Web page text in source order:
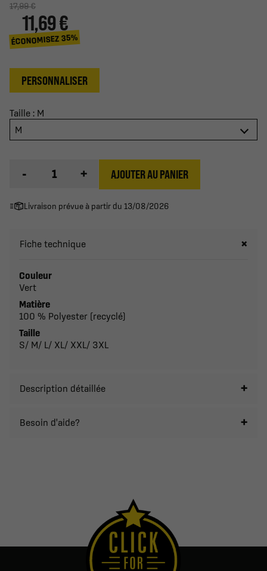
17,99 €
11,69 €
ÉCONOMISEZ 35%
PERSONNALISER
Taille : M
M
- + AJOUTER AU PANIER
Livraison prévue à partir du 13/08/2026
Fiche technique
Couleur
Vert
Matière
100 % Polyester (recyclé)
Taille
S/ M/ L/ XL/ XXL/ 3XL
Description détaillée
Besoin d'aide?